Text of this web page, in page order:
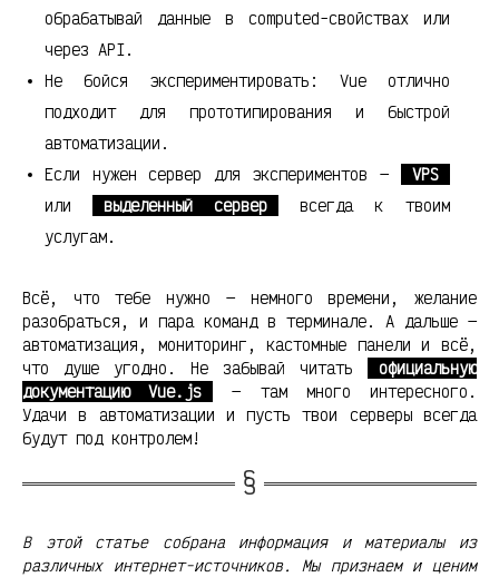
обрабатывай данные в computed-свойствах или
через API.
Не бойся экспериментировать: Vue отлично
подходит для прототипирования и быстрой
автоматизации.
Если нужен сервер для экспериментов —
VPS
или
выделенный сервер
всегда к твоим
услугам.
Всё, что тебе нужно — немного времени, желание
разобраться, и пара команд в терминале. А дальше —
автоматизация, мониторинг, кастомные панели и всё,
что душе угодно. Не забывай читать
официальную
документацию Vue.js
— там много интересного.
Удачи в автоматизации и пусть твои серверы всегда
будут под контролем!
В этой статье собрана информация и материалы из
различных интернет-источников. Мы признаем и ценим